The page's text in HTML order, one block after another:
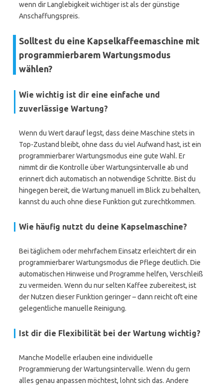
wenn dir Langlebigkeit wichtiger ist als der günstige
Anschaffungspreis.
Solltest du eine Kapselkaffeemaschine mit
programmierbarem Wartungsmodus
wählen?
Wie wichtig ist dir eine einfache und
zuverlässige Wartung?
Wenn du Wert darauf legst, dass deine Maschine stets in
Top-Zustand bleibt, ohne dass du viel Aufwand hast, ist ein
programmierbarer Wartungsmodus eine gute Wahl. Er
nimmt dir die Kontrolle über Wartungsintervalle ab und
erinnert dich automatisch an notwendige Schritte. Bist du
hingegen bereit, die Wartung manuell im Blick zu behalten,
kannst du auch ohne diese Funktion gut zurechtkommen.
Wie häufig nutzt du deine Kapselmaschine?
Bei täglichem oder mehrfachem Einsatz erleichtert dir ein
programmierbarer Wartungsmodus die Pflege deutlich. Die
automatischen Hinweise und Programme helfen, Verschleiß
zu vermeiden. Wenn du nur selten Kaffee zubereitest, ist
der Nutzen dieser Funktion geringer – dann reicht oft eine
gelegentliche manuelle Reinigung.
Ist dir die Flexibilität bei der Wartung wichtig?
Manche Modelle erlauben eine individuelle
Programmierung der Wartungsintervalle. Wenn du gern
alles genau anpassen möchtest, lohnt sich das. Andere